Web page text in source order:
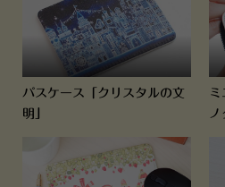
パスケース「クリスタルの文
明」
ノ